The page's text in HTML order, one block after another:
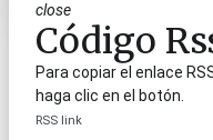
close
Código
Para copiar el enlace
haga clic en el botón.
RSS link